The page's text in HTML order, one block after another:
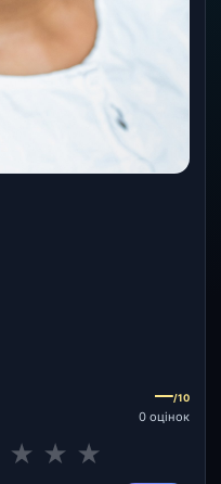
—/10
0 оцінок
★ ★ ★